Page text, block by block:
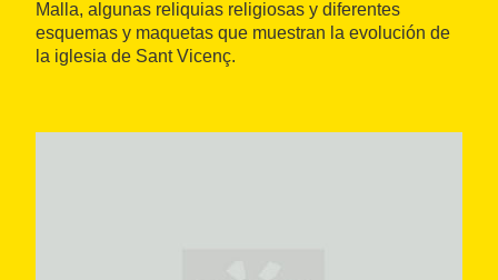
Malla, algunas reliquias religiosas y diferentes
esquemas y maquetas que muestran la evolución de
la iglesia de Sant Vicenç.